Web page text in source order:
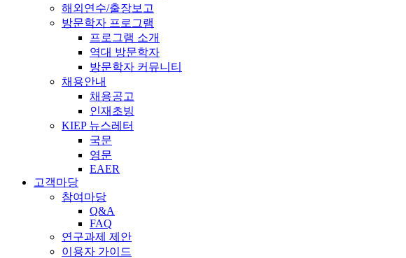
해외연수/출장보고
방문학자 프로그램
프로그램 소개
역대 방문학자
방문학자 커뮤니티
채용안내
채용공고
인재초빙
KIEP 뉴스레터
국문
영문
EAER
고객마당
참여마당
Q&A
FAQ
연구과제 제안
이용자 가이드